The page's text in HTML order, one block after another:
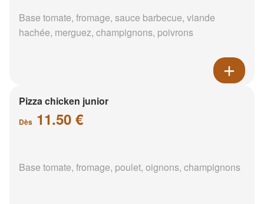
Base tomate, fromage, sauce barbecue, viande
hachée, merguez, champignons, poivrons
Pizza chicken junior
Dès 11.50 €
Base tomate, fromage, poulet, oignons, champignons